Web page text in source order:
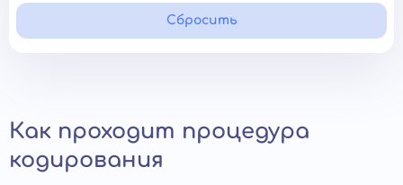
Сбросить
Как проходит процедура
кодирования